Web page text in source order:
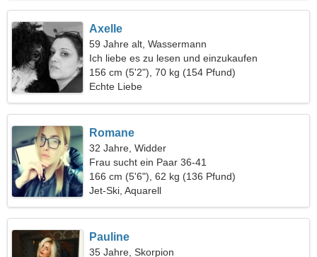
Axelle
59 Jahre alt, Wassermann
Ich liebe es zu lesen und einzukaufen
156 cm (5'2"), 70 kg (154 Pfund)
Echte Liebe
Romane
32 Jahre, Widder
Frau sucht ein Paar 36-41
166 cm (5'6"), 62 kg (136 Pfund)
Jet-Ski, Aquarell
Pauline
35 Jahre, Skorpion